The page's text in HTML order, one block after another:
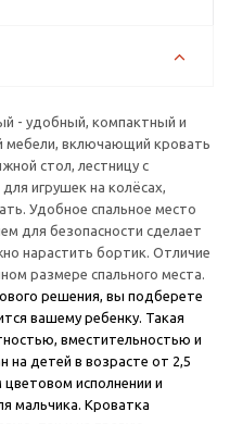
- удобный, компактный и
мебели, включающий кровать
стол, лестницу с
игрушек на колёсах,
Удобное спальное место
для безопасности сделает
нарастить бортик. Отличие
размере спального места.
решения, вы подберете
вашему ребенку. Такая
вместительностью и
на детей в возрасте от 2,5
исполнении и
мальчика. Кроватка